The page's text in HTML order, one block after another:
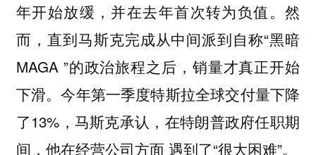
年开始放缓，并在去年首次转为负值。然
而，直到马斯克完成从中间派到自称“黑暗
MAGA ”的政治旅程之后，销量才真正开始
下滑。今年第一季度特斯拉全球交付量下降
了13%，马斯克承认，在特朗普政府任职期
间，他在经营公司方面 遇到了“很大困难”。